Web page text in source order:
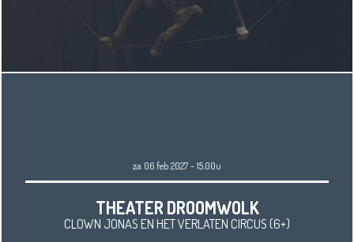
za 06 feb 2027 - 15.00u
THEATER DROOMWOLK
CLOWN JONAS EN HET VERLATEN CIRCUS (6+)